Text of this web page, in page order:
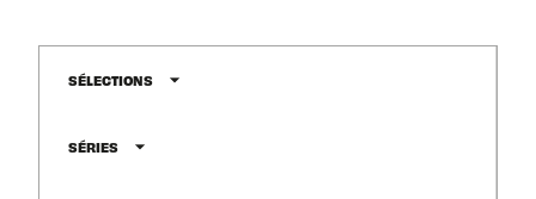
SÉLECTIONS arrow_drop_down
SÉRIES arrow_drop_down